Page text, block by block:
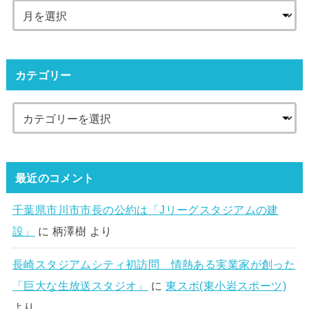
カテゴリー
最近のコメント
千葉県市川市市長の公約は「Jリーグスタジアムの建
設」
に 柄澤樹 より
長崎スタジアムシティ初訪問 情熱ある実業家が創った
「巨大な生放送スタジオ」
に東スポ(東小岩スポーツ)